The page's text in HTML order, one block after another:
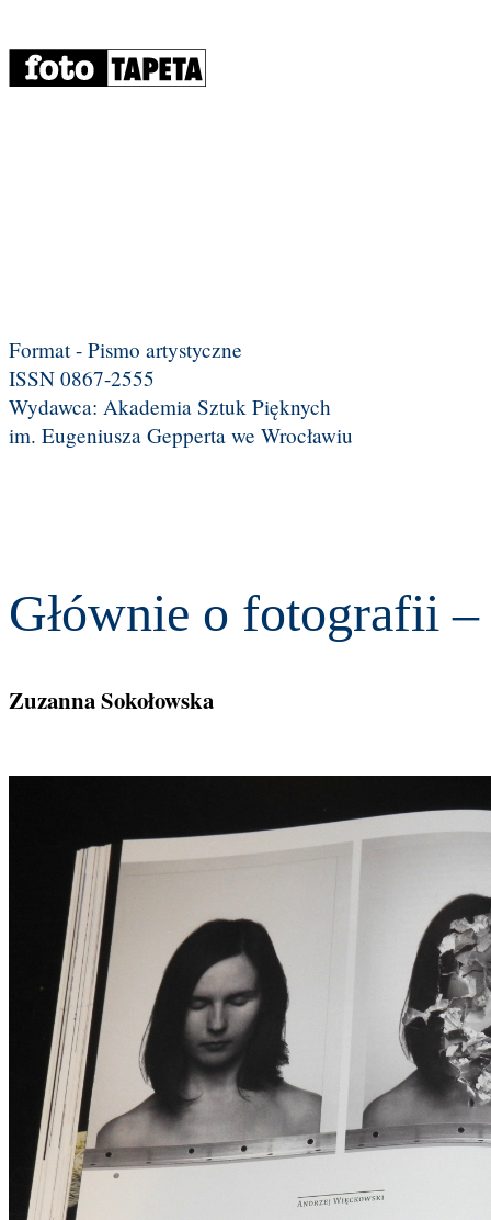
Format - Pismo artystyczne
ISSN 0867-2555
Wydawca: Akademia Sztuk Pięknych
im. Eugeniusza Gepperta we Wrocławiu
Głównie o fotografii –
Zuzanna Sokołowska